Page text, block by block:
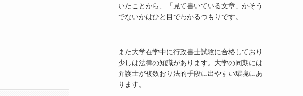
いたことから、「見て書いている文章」かそう
でないかはひと目でわかるつもりです。
また大学在学中に行政書士試験に合格しており
少しは法律の知識があります。大学の同期には
弁護士が複数おり法的手段に出やすい環境にあ
ります。